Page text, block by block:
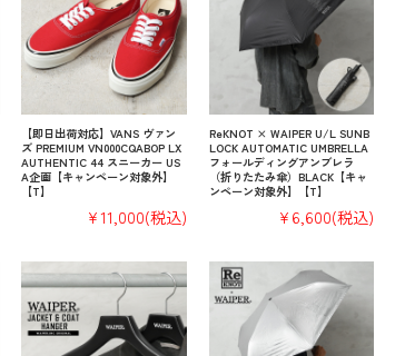
【即日出荷対応】VANS ヴァン
ズ PREMIUM VN000CQABOP LX
AUTHENTIC 44 スニーカー US
A企画【キャンペーン対象外】
【T】
¥11,000(税込)
ReKNOT × WAIPER U/L SUNB
LOCK AUTOMATIC UMBRELLA
フォールディングアンブレラ
（折りたたみ傘）BLACK【キャ
ンペーン対象外】【T】
¥6,600(税込)